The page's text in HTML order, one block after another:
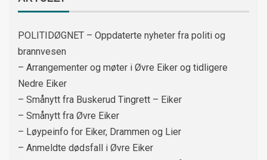
POLITIDØGNET – Oppdaterte nyheter fra politi og
brannvesen
– Arrangementer og møter i Øvre Eiker og tidligere
Nedre Eiker
– Smånytt fra Buskerud Tingrett – Eiker
– Smånytt fra Øvre Eiker
– Løypeinfo for Eiker, Drammen og Lier
– Anmeldte dødsfall i Øvre Eiker